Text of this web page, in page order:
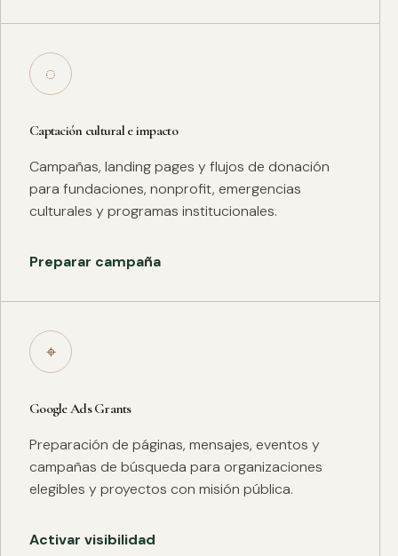
◌
Captación cultural e impacto
Campañas, landing pages y flujos de donación
para fundaciones, nonprofit, emergencias
culturales y programas institucionales.
Preparar campaña
⌖
Google Ads Grants
Preparación de páginas, mensajes, eventos y
campañas de búsqueda para organizaciones
elegibles y proyectos con misión pública.
Activar visibilidad